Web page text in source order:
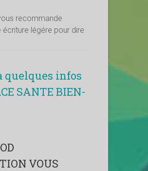
recommande
écriture légére pour dire
quelques infos
SANTE BIEN-
VOUS